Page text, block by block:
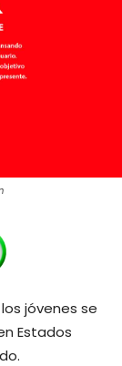
jóvenes se
Estados